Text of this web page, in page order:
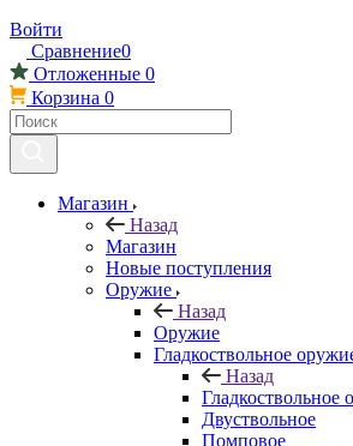
Войти
Сравнение0
Отложенные 0
Корзина 0
Магазин
Назад
Магазин
Новые поступления
Оружие
Назад
Оружие
Гладкоствольное
Назад
Гладкоствольное
Двуствольное
Помповое